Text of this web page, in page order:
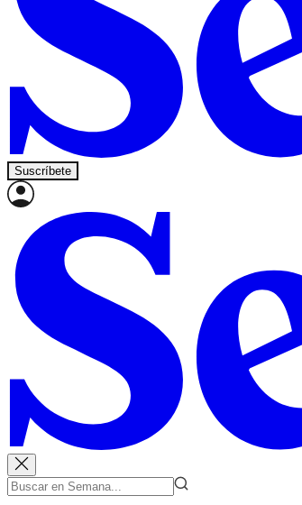
Suscríbete